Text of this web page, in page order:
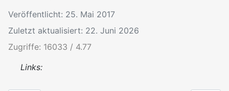
Veröffentlicht: 25. Mai 2017
Zuletzt aktualisiert: 22. Juni 2026
Zugriffe: 16033 / 4.77
Links: